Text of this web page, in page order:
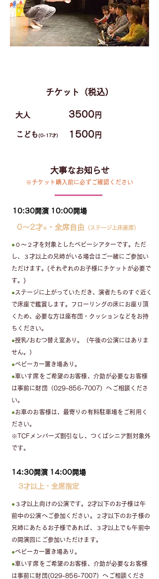
​チケット（税込）
​大人 3500 円
​こども (0-17才） 1500 円
​大事なお知らせ
※チケット購入前に必ずご確認ください
10:30開演 10:00開場
0〜2才※ ・全席自由 （ステージ上床座席）
● ０〜２才を対象としたベビーシアターです。ただ
し、３才以上の兄姉がいる場合はご一緒にご参加い
ただけます。(それぞれのお子様にチケットが必要で
す。)
●ステージに上がっていただき、演者たちのすぐ近く
で床座で鑑賞します。フローリングの床にお座り頂
くため、必要な方は座布団・クッションなどをお持
ちください。
●授乳/おむつ替え室あり。（午後の公演にはありま
せん。）
●ベビーカー置き場あり。
●車いす席をご希望のお客様、介助が必要なお客様
は事前に財団（029-856-7007）へご相談くださ
い。
●お車のお客様は、最寄りの有料駐車場をご利用く
ださい。
※TCFメンバーズ割引なし、
つくばシニア割対象外
です。
14:30開演 14:00開場
3才以上・全席指定
● ３才以上向けの公演です。2才以下のお子様は午
前中の公演へご参加ください。２才以下のお子様の
兄姉にあたるお子様であれば、３才以上でも午前中
の開演回にご参加いただけます。
●ベビーカー置き場あり。
●車いす席をご希望のお客様、介助が必要なお客様
は事前に財団(029-856-7007）へご相談くださ